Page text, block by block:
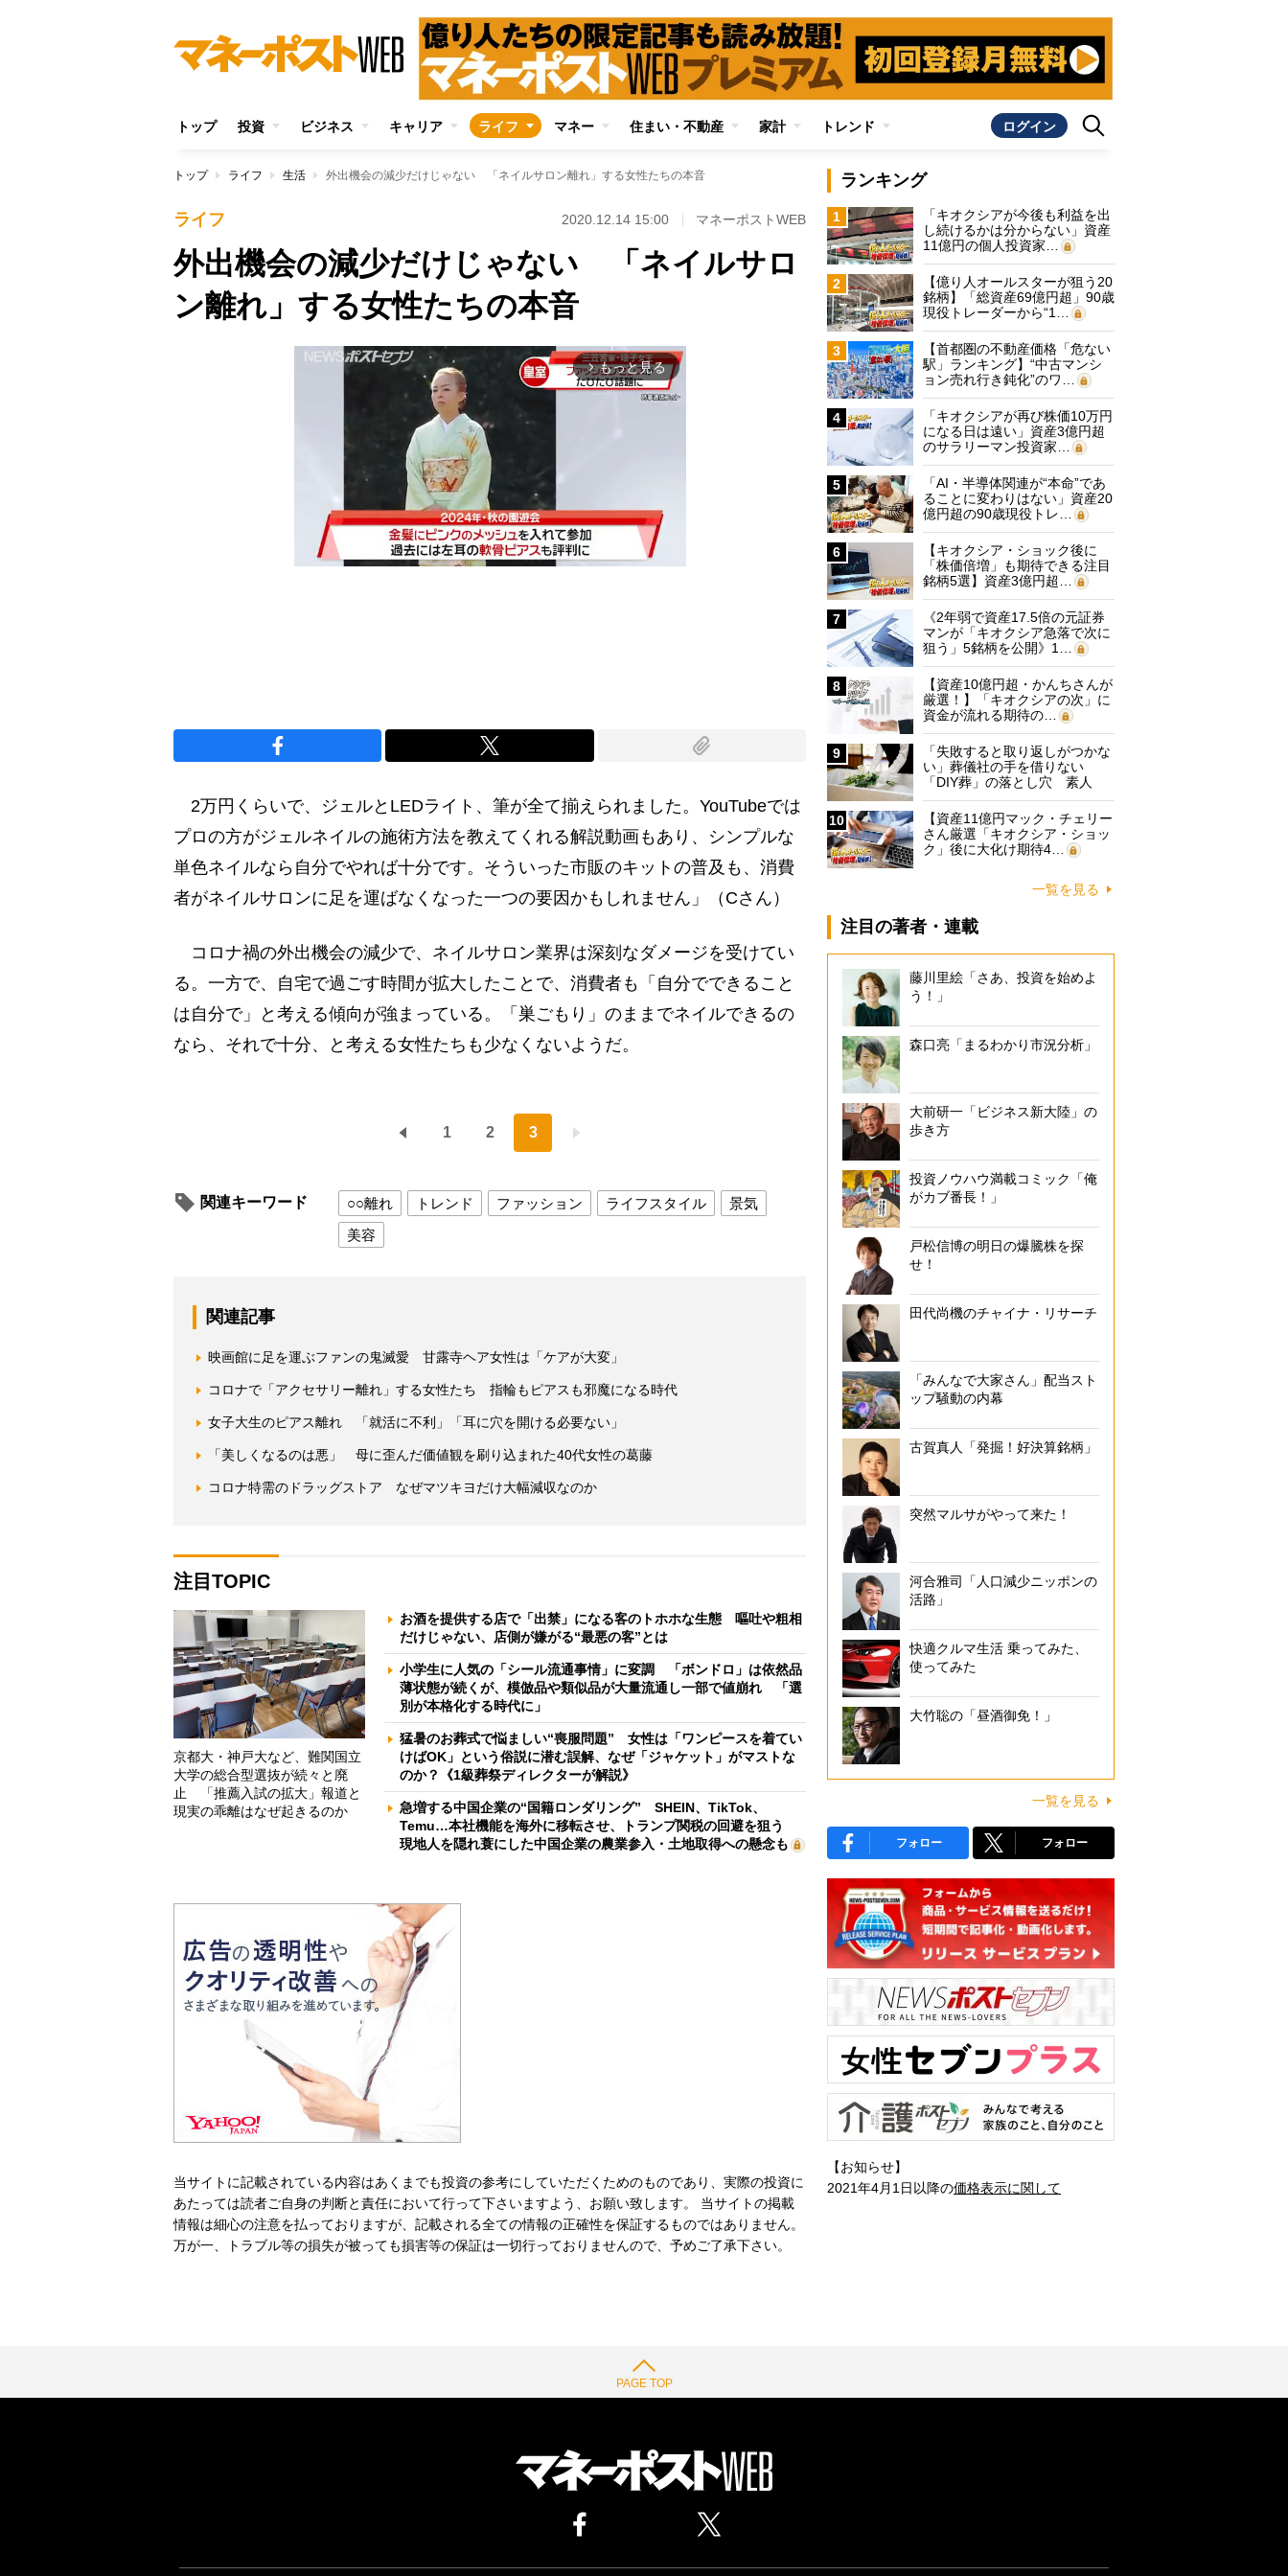
トップ 投資 ビジネス キャリア ライフ マネー 住まい・不動産 家計 トレンド ログイン
トップ ライフ 生活 外出機会の減少だけじゃない 「ネイルサロン離れ」する女性たちの本音
ライフ 2020.12.14 15:00 マネーポストWEB
外出機会の減少だけじゃない 「ネイルサロ
ン離れ」する女性たちの本音
arrow_forward_ios もっと見る
2万円くらいで、ジェルとLEDライト、筆が全て揃えられました。YouTubeでは
プロの方がジェルネイルの施術方法を教えてくれる解説動画もあり、シンプルな
単色ネイルなら自分でやれば十分です。そういった市販のキットの普及も、消費
者がネイルサロンに足を運ばなくなった一つの要因かもしれません」（Cさん）
コロナ禍の外出機会の減少で、ネイルサロン業界は深刻なダメージを受けてい
る。一方で、自宅で過ごす時間が拡大したことで、消費者も「自分でできること
は自分で」と考える傾向が強まっている。「巣ごもり」のままでネイルできるの
なら、それで十分、と考える女性たちも少なくないようだ。
1 2 3
関連キーワード ○○離れ トレンド ファッション ライフスタイル
景気
美容
関連記事
映画館に足を運ぶファンの鬼滅愛 甘露寺ヘア女性は「ケアが大変」
コロナで「アクセサリー離れ」する女性たち 指輪もピアスも邪魔になる時代
女子大生のピアス離れ 「就活に不利」「耳に穴を開ける必要ない」
「美しくなるのは悪」 母に歪んだ価値観を刷り込まれた40代女性の葛藤
コロナ特需のドラッグストア なぜマツキヨだけ大幅減収なのか
注目TOPIC
京都大・神戸大など、難関国立
大学の総合型選抜が続々と廃
止 「推薦入試の拡大」報道と
現実の乖離はなぜ起きるのか
お酒を提供する店で「出禁」になる客のトホホな生態 嘔吐や粗相
だけじゃない、店側が嫌がる“最悪の客”とは
小学生に人気の「シール流通事情」に変調 「ボンドロ」は依然品
薄状態が続くが、模倣品や類似品が大量流通し一部で値崩れ 「選
別が本格化する時代に」
猛暑のお葬式で悩ましい“喪服問題” 女性は「ワンピースを着てい
けばOK」という俗説に潜む誤解、なぜ「ジャケット」がマストな
のか？《1級葬祭ディレクターが解説》
急増する中国企業の“国籍ロンダリング” SHEIN、TikTok、
Temu…本社機能を海外に移転させ、トランプ関税の回避を狙う
現地人を隠れ蓑にした中国企業の農業参入・土地取得への懸念も
当サイトに記載されている内容はあくまでも投資の参考にしていただくためのものであり、実際の投資に
あたっては読者ご自身の判断と責任において行って下さいますよう、お願い致します。 当サイトの掲載
情報は細心の注意を払っておりますが、記載される全ての情報の正確性を保証するものではありません。
万が一、トラブル等の損失が被っても損害等の保証は一切行っておりませんので、予めご了承下さい。
ランキング
1
「キオクシアが今後も利益を出
し続けるかは分からない」資産
11億円の個人投資家…
2
【億り人オールスターが狙う20
銘柄】「総資産69億円超」90歳
現役トレーダーから“1…
3
【首都圏の不動産価格「危ない
駅」ランキング】“中古マンシ
ョン売れ行き鈍化”のワ…
4
「キオクシアが再び株価10万円
になる日は遠い」資産3億円超
のサラリーマン投資家…
5
「AI・半導体関連が“本命”であ
ることに変わりはない」資産20
億円超の90歳現役トレ…
6
【キオクシア・ショック後に
「株価倍増」も期待できる注目
銘柄5選】資産3億円超…
7
《2年弱で資産17.5倍の元証券
マンが「キオクシア急落で次に
狙う」5銘柄を公開》1…
8
【資産10億円超・かんちさんが
厳選！】「キオクシアの次」に
資金が流れる期待の…
9
「失敗すると取り返しがつかな
い」葬儀社の手を借りない
「DIY葬」の落とし穴 素人
に…
10
【資産11億円マック・チェリー
さん厳選「キオクシア・ショッ
ク」後に大化け期待4…
一覧を見る
注目の著者・連載
藤川里絵「さあ、投資を始めよ
う！」
森口亮「まるわかり市況分析」
大前研一「ビジネス新大陸」の
歩き方
投資ノウハウ満載コミック「俺
がカブ番長！」
戸松信博の明日の爆騰株を探
せ！
田代尚機のチャイナ・リサーチ
「みんなで大家さん」配当スト
ップ騒動の内幕
古賀真人「発掘！好決算銘柄」
突然マルサがやって来た！
河合雅司「人口減少ニッポンの
活路」
快適クルマ生活 乗ってみた、
使ってみた
大竹聡の「昼酒御免！」
一覧を見る
フォロー フォロー
【お知らせ】
2021年4月1日以降の価格表示に関して
PAGE TOP